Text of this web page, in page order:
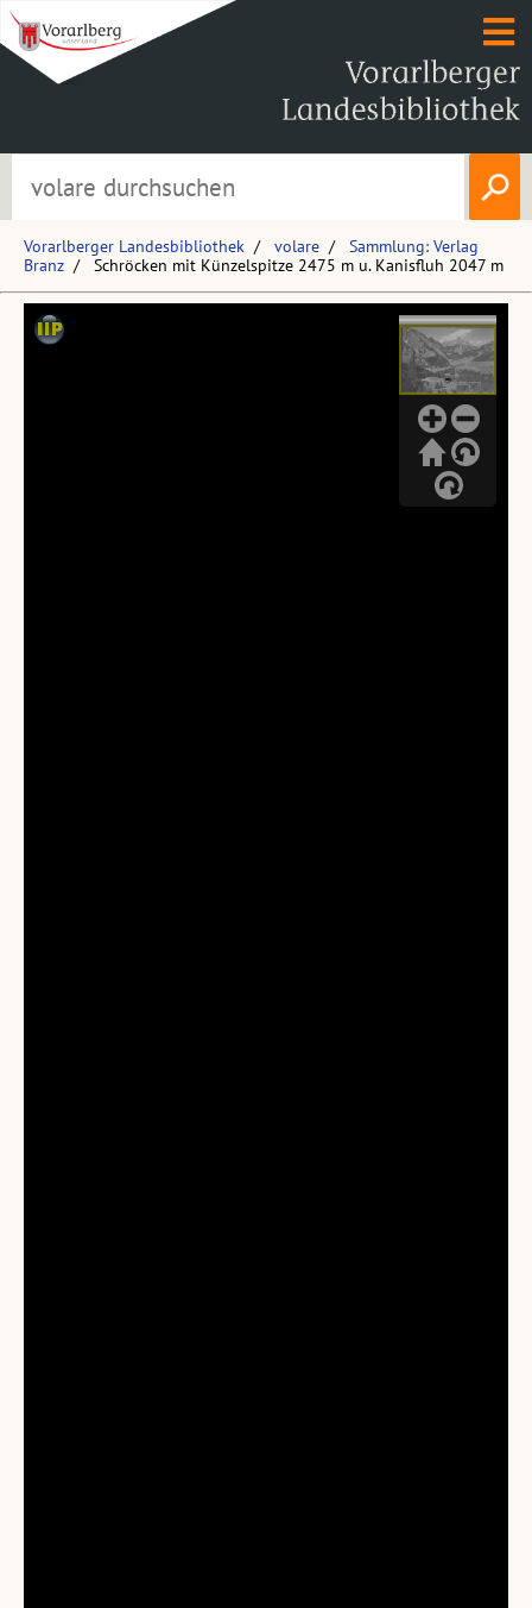
Vorarlberger Landesbibliothek volare
Sammlung: Verlag
Branz
Schröcken mit Künzelspitze 2475 m u. Kanisfluh 2047 m